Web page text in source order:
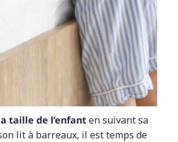
taille de l’enfanten suivant sa
lit à barreaux, il est temps de